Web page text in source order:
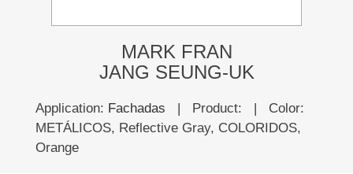
MARK FRAN
JANG SEUNG-UK
Application: Fachadas | Product: |
Color:
METÁLICOS, Reflective Gray, COLORIDOS,
Orange